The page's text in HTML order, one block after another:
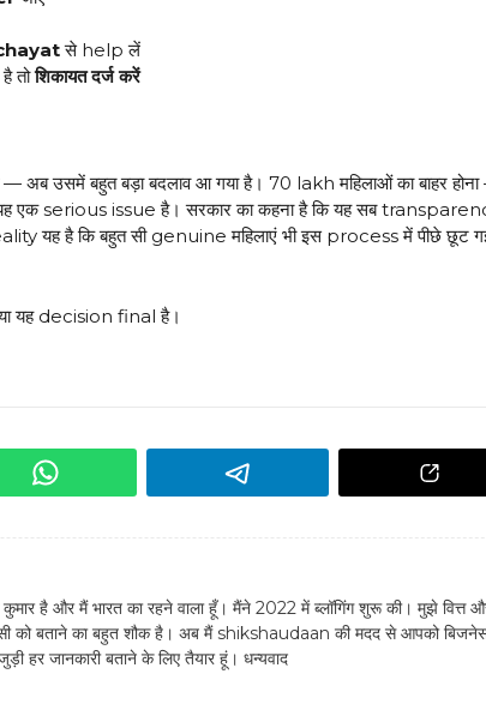
से help लें
तोशिकायत दर्ज करें
उसमें बहुत बड़ा बदलाव आ गया है। 70 lakh महिलाओं का बाहर
एक serious issue है। सरकार का कहना है कि यह सब
यह है कि बहुत सी genuine महिलाएं भी इस process में पीछे छूट
यह decision final है।
कुमार है और मैं भारत का रहने वाला हूँ। मैंने 2022 में ब्लॉगिंग शुरू की। मुझे वित्त
को बताने का बहुत शौक है। अब मैं shikshaudaan की मदद से आपको
हर जानकारी बताने के लिए तैयार हूं। धन्यवाद